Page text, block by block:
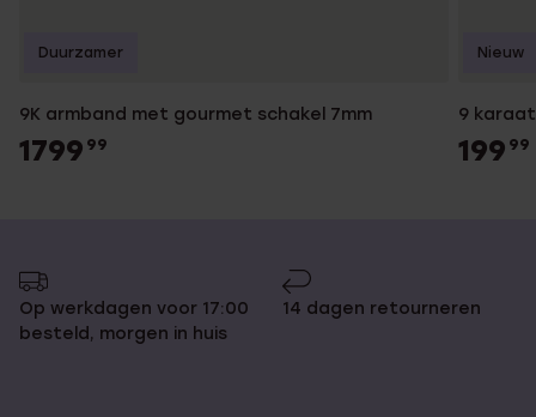
9K armband met gourmet schakel 7mm
1799 99
Duurzamer
9
199 99
Nieuw
Op werkdagen voor 17:00
besteld, morgen in huis
14 dagen retourneren